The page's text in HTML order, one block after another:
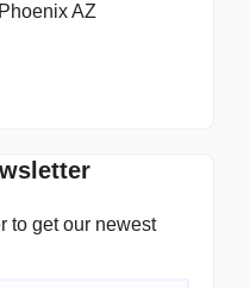
AZ
to get our newest